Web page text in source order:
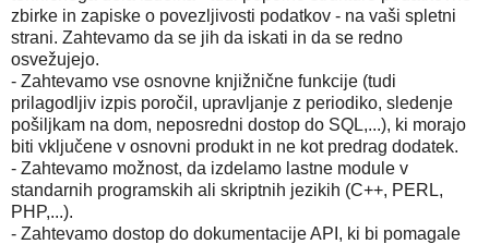
zbirke in zapiske o povezljivosti podatkov - na vaši spletni
strani. Zahtevamo da se jih da iskati in da se redno
osvežujejo.
- Zahtevamo vse osnovne knjižnične funkcije (tudi
prilagodljiv izpis poročil, upravljanje z periodiko, sledenje
pošiljkam na dom, neposredni dostop do SQL,...), ki morajo
biti vključene v osnovni produkt in ne kot predrag dodatek.
- Zahtevamo možnost, da izdelamo lastne module v
standarnih programskih ali skriptnih jezikih (C++, PERL,
PHP,...).
- Zahtevamo dostop do dokumentacije API, ki bi pomagale